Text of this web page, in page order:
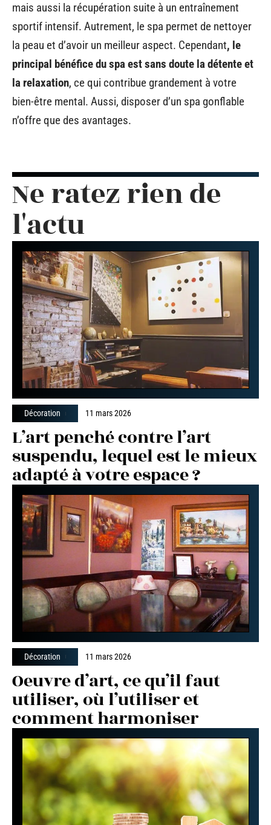
mais aussi la récupération suite à un entraînement
sportif intensif. Autrement, le spa permet de nettoyer
la peau et d’avoir un meilleur aspect. Cependant, le
principal bénéfice du spa est sans doute la détente et
la relaxation, ce qui contribue grandement à votre
bien-être mental. Aussi, disposer d’un spa gonflable
n’offre que des avantages.
Ne ratez rien de
l'actu
Décoration 11 mars 2026
L’art penché contre l’art
suspendu, lequel est le mieux
adapté à votre espace ?
Décoration 11 mars 2026
Oeuvre d’art, ce qu’il faut
utiliser, où l’utiliser et
comment harmoniser